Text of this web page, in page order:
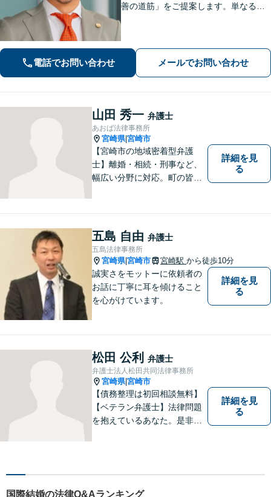
善の道筋」をご提案します。単なるリ
電話でお問い合わせ メールでお問い合わせ
山田 秀一 弁護士
あおば法律事務所
宮崎県|宮崎市
【宮崎市の地域密着型弁護
士】離婚・相続・刑事など、
幅広い分野に対応。町の皆様
ことなく、お気軽にご相談く
ださい。きっと道が開けま
す。
詳細を見
る
五島 自由 弁護士
五島法律事務所
宮崎県|宮崎市 宮崎駅 から徒歩10分
誠実さをモットーに依頼者の
お話に丁寧に耳を傾けること
を心がけています。
詳細を見
る
松田 公利 弁護士
弁護士法人松田共同法律事務所
宮崎県|宮崎市
【債務整理は初回相談無料】
【ベテラン弁護士】法律問題
を抱えているあなた。是非一
詳細を見
る
国際結婚の法律Q&Aランキング